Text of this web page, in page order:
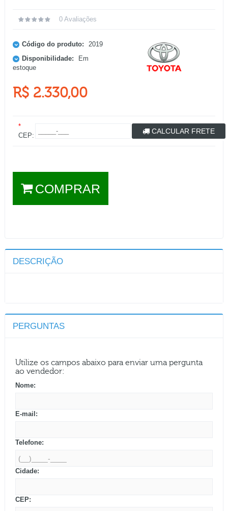
0 Avaliações
Código do produto:
2019
Disponibilidade:
Em
estoque
R$ 2.330,00
*
CEP:
CALCULAR FRETE
COMPRAR
DESCRIÇÃO
PERGUNTAS
Utilize os campos abaixo para enviar uma pergunta
ao vendedor:
Nome:
E-mail:
Telefone:
Cidade:
CEP: